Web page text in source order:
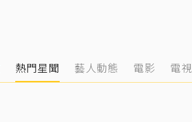
熱門星聞 藝人動態 電影 電視